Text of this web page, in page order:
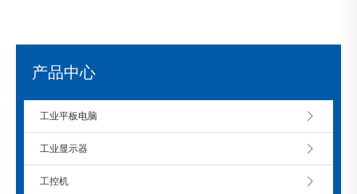
产品中心
工业平板电脑
工业显示器
工控机